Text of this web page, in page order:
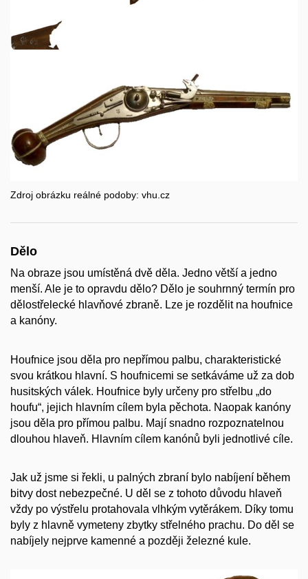
Zdroj obrázku reálné podoby: vhu.cz
Dělo
Na obraze jsou umístěná dvě děla. Jedno větší a jedno
menší. Ale je to opravdu dělo? Dělo je souhrnný termín pro
dělostřelecké hlavňové zbraně. Lze je rozdělit na houfnice
a kanóny.
Houfnice jsou děla pro nepřímou palbu, charakteristické
svou krátkou hlavní. S houfnicemi se setkáváme už za dob
husitských válek. Houfnice byly určeny pro střelbu „do
houfu“, jejich hlavním cílem byla pěchota. Naopak kanóny
jsou děla pro přímou palbu. Mají snadno rozpoznatelnou
dlouhou hlaveň. Hlavním cílem kanónů byli jednotlivé cíle.
Jak už jsme si řekli, u palných zbraní bylo nabíjení během
bitvy dost nebezpečné. U děl se z tohoto důvodu hlaveň
vždy po výstřelu protahovala vlhkým vytěrákem. Díky tomu
byly z hlavně vymeteny zbytky střelného prachu. Do děl se
nabíjely nejprve kamenné a později železné kule.